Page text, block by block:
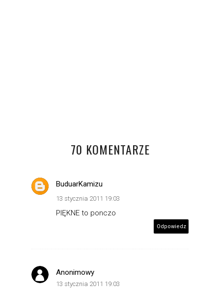
70 KOMENTARZE
BuduarKamizu
13 stycznia 2011 19:03
PIĘKNE to ponczo
Odpowiedz
Anonimowy
13 stycznia 2011 19:03